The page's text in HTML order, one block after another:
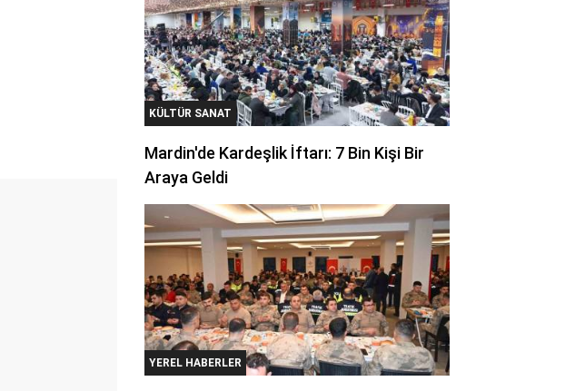
KÜLTÜR SANAT
Mardin'de Kardeşlik İftarı: 7 Bin Kişi Bir
Araya Geldi
YEREL HABERLER